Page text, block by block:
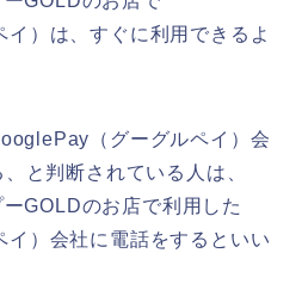
）は、すぐに利用できるよ
（グーグルペイ）会
と判断されている人は、
GOLDのお店で利用した
）会社に電話をするといい